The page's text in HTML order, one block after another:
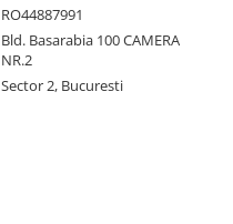
RO44887991
Bld. Basarabia 100 CAMERA
NR.2
Sector 2, Bucuresti